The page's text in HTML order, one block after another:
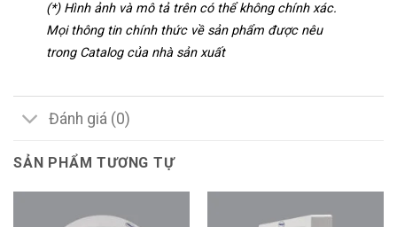
(*) Hình ảnh và mô tả trên có thể không chính xác.
Mọi thông tin chính thức về sản phẩm được nêu
trong Catalog của nhà sản xuất
Đánh giá (0)
SẢN PHẨM TƯƠNG TỰ